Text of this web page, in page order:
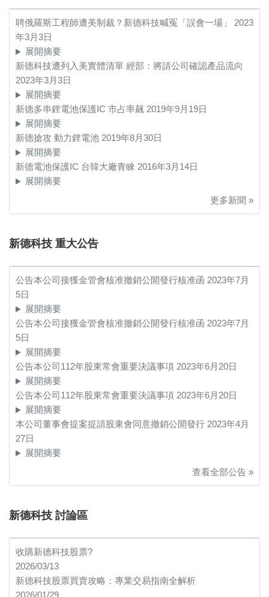
聘俄羅斯工程師遭美制裁？新德科技喊冤「誤會一場」 2023
年3月3日
展開摘要
新德科技遭列入美實體清單 經部：將請公司確認產品流向
2023年3月3日
展開摘要
新德多串鋰電池保護IC 市占率飆 2019年9月19日
展開摘要
新德搶攻 動力鋰電池 2019年8月30日
展開摘要
新德電池保護IC 台韓大廠青睞 2016年3月14日
展開摘要
更多新聞 »
新德科技 重大公告
公告本公司接獲金管會核准撤銷公開發行核准函 2023年7月
5日
展開摘要
公告本公司接獲金管會核准撤銷公開發行核准函 2023年7月
5日
展開摘要
公告本公司112年股東常會重要決議事項 2023年6月20日
展開摘要
公告本公司112年股東常會重要決議事項 2023年6月20日
展開摘要
本公司董事會提案提請股東會同意撤銷公開發行 2023年4月
27日
展開摘要
查看全部公告 »
新德科技 討論區
收購新德科技股票?
2026/03/13
新德科技股票買賣攻略：專業交易指南全解析